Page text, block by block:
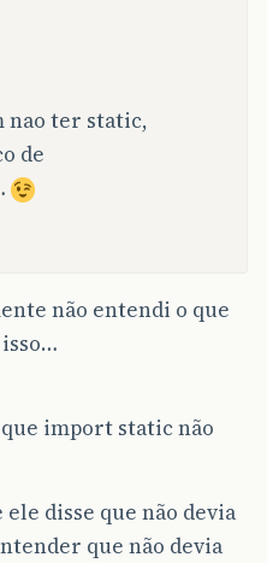
nao ter static,
de
não entendi o que
import static não
disse que não devia
que não devia